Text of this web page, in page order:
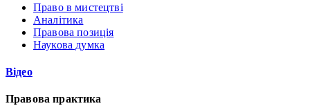
Право в мистецтві
Аналітика
Правова позиція
Наукова думка
Відео
Правова практика